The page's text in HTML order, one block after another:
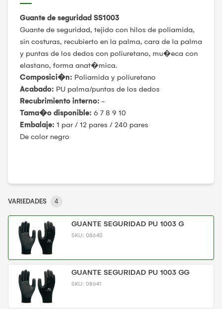
Guante de seguridad SS1003
Guante de seguridad, tejido con hilos de poliamida,
sin costuras, recubierto en la palma, cara de la palma
y puntas de los dedos con poliuretano, mu�eca con
elastano, forma anat�mica.
Composici�n: Poliamida y poliuretano
Acabado: PU palma/puntas de los dedos
Recubrimiento interno: -
Tama�o disponible: 6 7 8 9 10
Embalaje: 1 par / 12 pares / 240 pares
De color negro
VARIEDADES 4
GUANTE SEGURIDAD PU 1003 G
SKU: 08640
GUANTE SEGURIDAD PU 1003 GG
SKU: 08641